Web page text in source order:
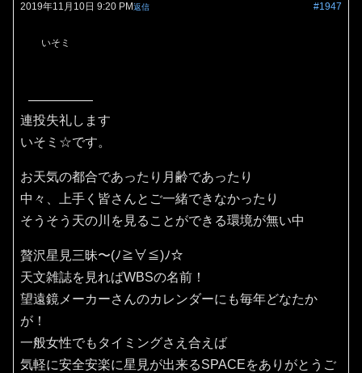
2019年11月10日 9:20 PM #1947
返信
いそミ
連投失礼します
いそミ☆です。
お天気の都合であったり月齢であったり
中々、上手く皆さんとご一緒できなかったり
そうそう天の川を見ることができる環境が無い中
贅沢星見三昧〜(ﾉ≧∀≦)ﾉ☆
天文雑誌を見ればWBSの名前！
望遠鏡メーカーさんのカレンダーにも毎年どなたか
が！
一般女性でもタイミングさえ合えば
気軽に安全安楽に星見が出来るSPACEをありがとうご